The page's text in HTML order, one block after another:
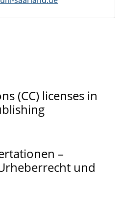
(CC) licenses in
–
und